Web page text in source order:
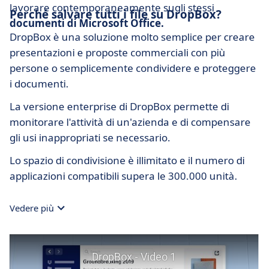
lavorare contemporaneamente sugli stessi
documenti di Microsoft Office.
Perché salvare tutti i file su DropBox?
DropBox è una soluzione molto semplice per creare
presentazioni e proposte commerciali con più
persone o semplicemente condividere e proteggere
i documenti.
La versione enterprise di DropBox permette di
monitorare l'attività di un'azienda e di compensare
gli usi inappropriati se necessario.
Lo spazio di condivisione è illimitato e il numero di
applicazioni compatibili supera le 300.000 unità.
Vedere più